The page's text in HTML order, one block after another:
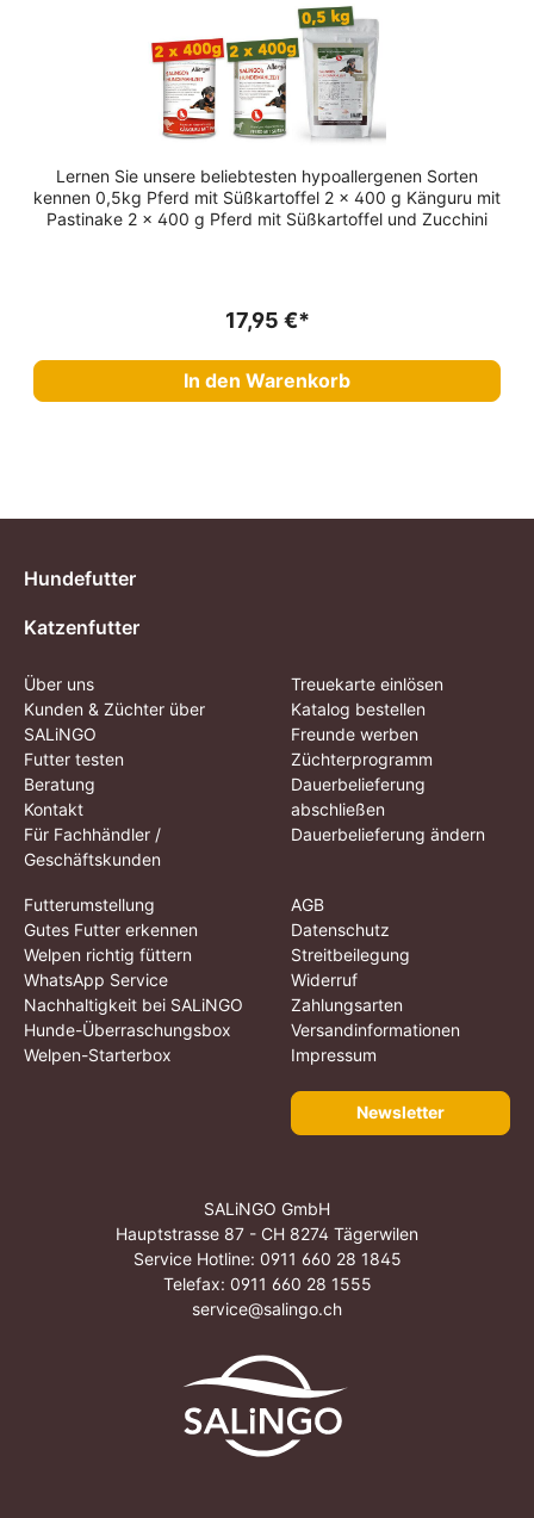
Lernen Sie unsere beliebtesten hypoallergenen Sorten
kennen 0,5kg Pferd mit Süßkartoffel 2 x 400 g Känguru mit
Pastinake 2 x 400 g Pferd mit Süßkartoffel und Zucchini
17,95 €*
In den Warenkorb
Hundefutter
Katzenfutter
Über uns
Kunden & Züchter über
SALiNGO
Futter testen
Beratung
Kontakt
Für Fachhändler /
Geschäftskunden
Treuekarte einlösen
Katalog bestellen
Freunde werben
Züchterprogramm
Dauerbelieferung
abschließen
Dauerbelieferung ändern
Futterumstellung
Gutes Futter erkennen
Welpen richtig füttern
WhatsApp Service
Nachhaltigkeit bei SALiNGO
Hunde-Überraschungsbox
Welpen-Starterbox
AGB
Datenschutz
Streitbeilegung
Widerruf
Zahlungsarten
Versandinformationen
Impressum
Newsletter
SALiNGO GmbH
Hauptstrasse 87 - CH 8274 Tägerwilen
Service Hotline: 0911 660 28 1845
Telefax: 0911 660 28 1555
service@salingo.ch